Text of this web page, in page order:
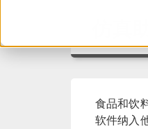
食品和饮
软件纳入